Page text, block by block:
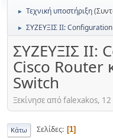
► Τεχνική υποστήριξη
► ΣΥΖΕΥΞΙΣ ΙΙ:
ΣΥΖΕΥΞΙΣ
Cisco Router
Switch
Ξεκίνησε από falexakos,
Κάτω Σελίδες 1